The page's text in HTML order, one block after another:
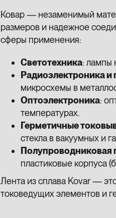
Ковар — незаменимый
размеров и надежное
сферы применения:
Светотехника: лампы
Радиоэлектроника
микросхемы в
Оптоэлектроника:
температурах.
Герметичные
стекла в вакуумных и
пластиковые корпуса
Лента из сплава Kovar —
токоведущих элементов и